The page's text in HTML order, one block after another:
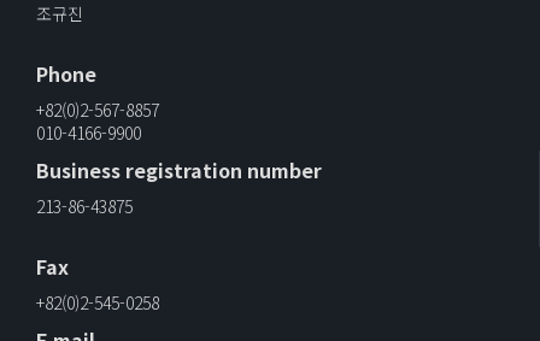
조규진
Phone
+82(0)2-567-8857
010-4166-9900
Business registration number
213-86-43875
Fax
+82(0)2-545-0258